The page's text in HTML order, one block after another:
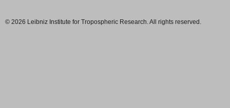
© 2026 Leibniz Institute for Tropospheric Research. All rights reserved.